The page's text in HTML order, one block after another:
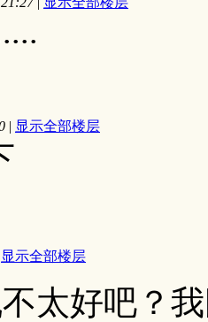
| 显示全部楼层
显示全部楼层
太好吧？